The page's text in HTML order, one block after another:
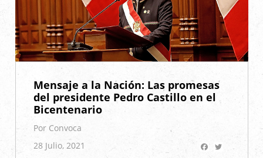
Mensaje a la Nación: Las promesas
del presidente Pedro Castillo en el
Bicentenario
Por Convoca
28 Julio, 2021
Facebook
Twitter